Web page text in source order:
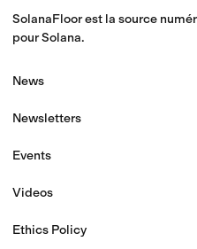
SolanaFloor est la source
pour Solana.
News
Newsletters
Events
Videos
Ethics Policy